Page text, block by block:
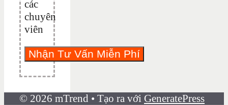
các
chuyên
viên
© 2026 mTrend • Tạo ra với GeneratePress